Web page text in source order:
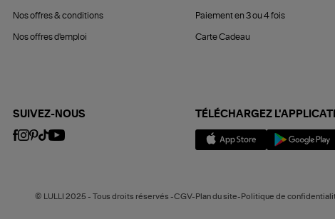
Nos offres & conditions
Nos offres d'emploi
Paiement en 3 ou 4 fois
Carte Cadeau
SUIVEZ-NOUS TÉLÉCHARGEZ
© LULLI 2025 - Tous droits réservés -CGV-Plan du site-Politique de